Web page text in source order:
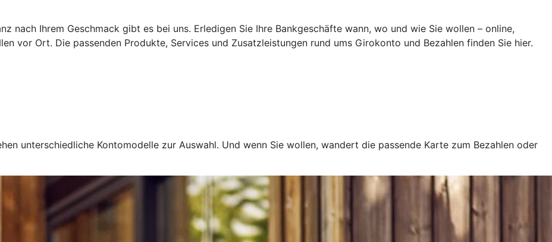
nach Ihrem Geschmack gibt es bei uns. Erledigen Sie Ihre Bankgeschäfte wann, wo und wie Sie wollen – online,
vor Ort. Die passenden Produkte, Services und Zusatzleistungen rund ums Girokonto und Bezahlen finden Sie hier.
unterschiedliche Kontomodelle zur Auswahl. Und wenn Sie wollen, wandert die passende Karte zum Bezahlen oder